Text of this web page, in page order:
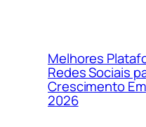
Melhores
Redes Sociais
Crescimento
2026